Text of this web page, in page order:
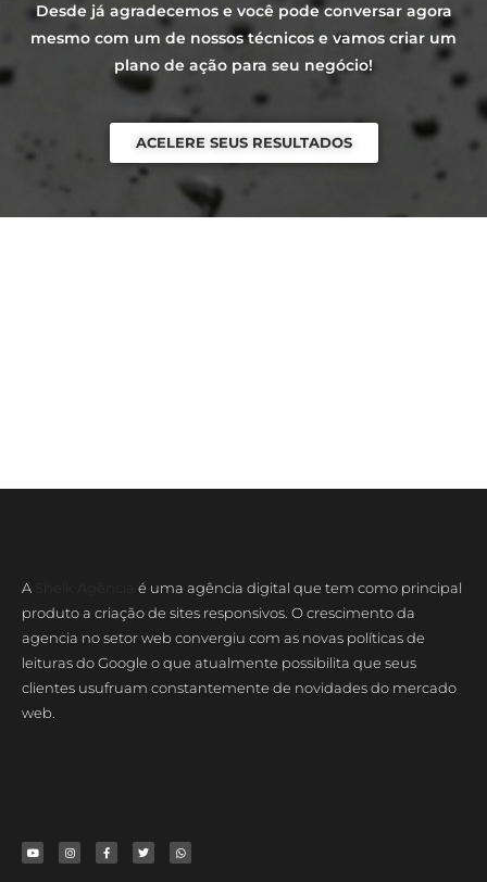
Desde já agradecemos e você pode conversar agora
mesmo com um de nossos técnicos e vamos criar um
plano de ação para seu negócio!
ACELERE SEUS RESULTADOS
A
é uma agência digital que tem como principal
produto a criação de sites responsivos. O crescimento da
agencia no setor web convergiu com as novas políticas de
leituras do Google o que atualmente possibilita que seus
clientes usufruam constantemente de novidades do mercado
web.